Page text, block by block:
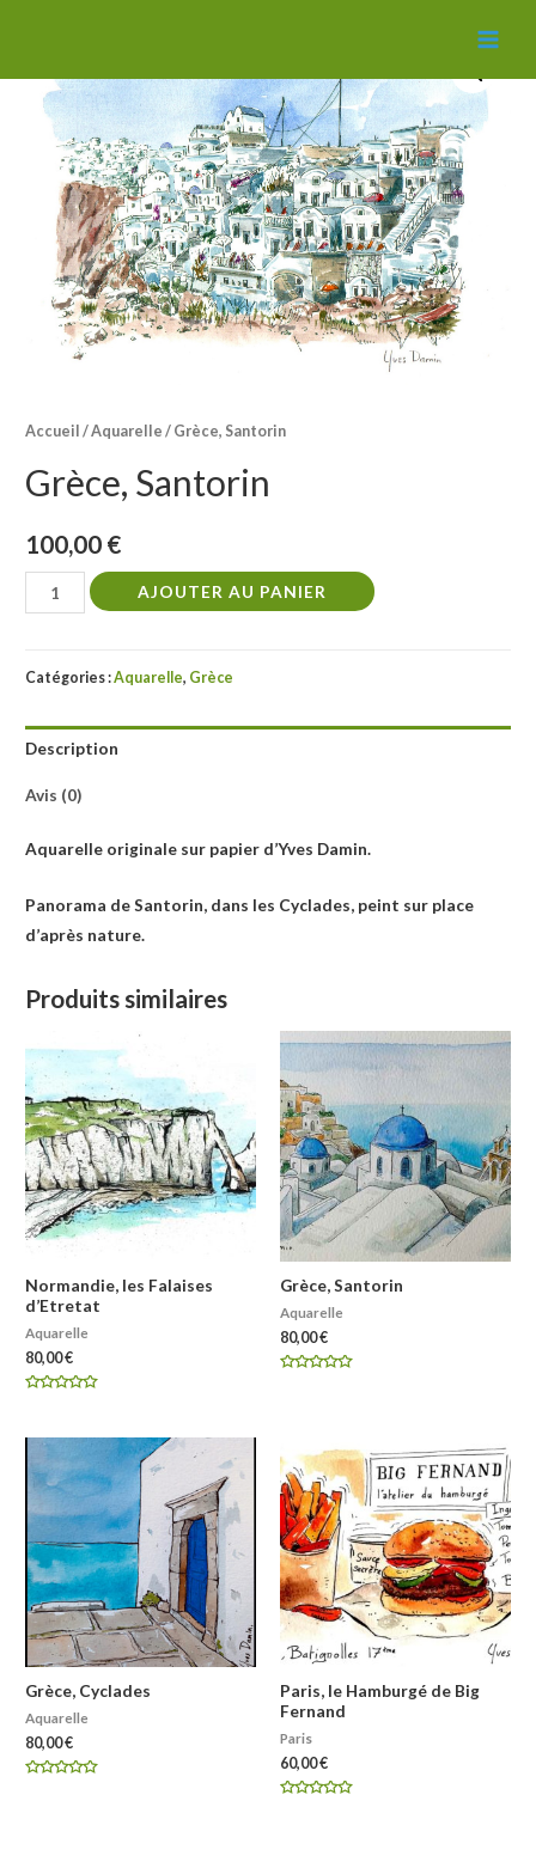
Accueil /Aquarelle / Grèce, Santorin
Grèce, Santorin
100,00 €
quantité
de
Santorin
AJOUTER AU PANIER
Catégories :Aquarelle, Grèce
Description
Avis (0)
Aquarelle originale sur papier d’Yves Damin.
Panorama de Santorin, dans les Cyclades, peint sur place
d’après nature.
Produits similaires
Normandie, les Falaises
d’Etretat
Aquarelle
80,00€
5
Grèce, Santorin
Aquarelle
80,00€
Grèce, Cyclades
Aquarelle
80,00€
Paris, le Hamburgé de Big
Fernand
Paris
60,00€